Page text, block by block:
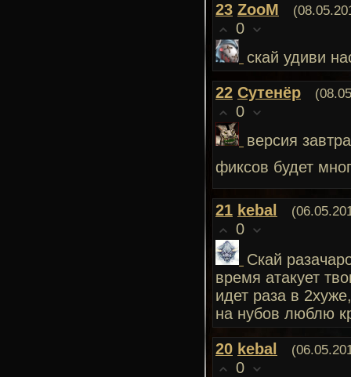
23 ZooM
0
скай удиви
22 Сутенёр
0
версия
фиксов будет
21 kebal
0
Скай
время атакует
идет раза в
на нубов люблю
20 kebal
0